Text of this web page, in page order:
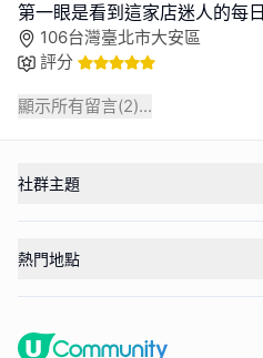
第一眼是看到這家店迷人的每日
106台灣臺北市大安區
評分
顯示所有留言(2)...
社群主題
熱門地點